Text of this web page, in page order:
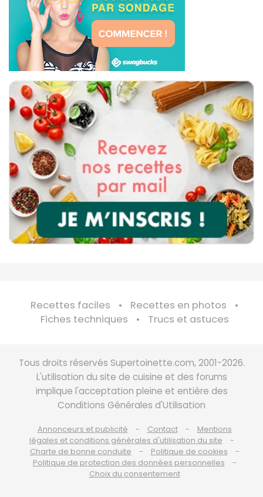
Recettes faciles
Recettes en photos
Fiches techniques
Trucs et astuces
Tous droits réservés Supertoinette.com, 2001-2026.
L'utilisation du site de cuisine et des forums
implique l'acceptation pleine et entière des
Conditions Générales d'Utilisation
Annonceurs et publicité Contact
Mentions
légales et conditions générales d'utilisation du site
Charte de bonne conduite
Politique de cookies
Politique de protection des données personnelles
Choix du consentement